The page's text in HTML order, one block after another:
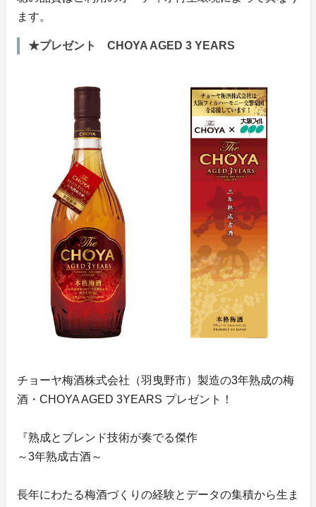
ます。
★プレゼント CHOYA AGED 3 YEARS
チョーヤ梅酒株式会社（羽曳野市）製造の3年熟成の梅
酒・CHOYA AGED 3YEARS プレゼント！
『熟成とブレンド技術が奏でる傑作
～3年熟成古酒～
長年にわたる梅酒づくりの経験とデータの集積から生ま